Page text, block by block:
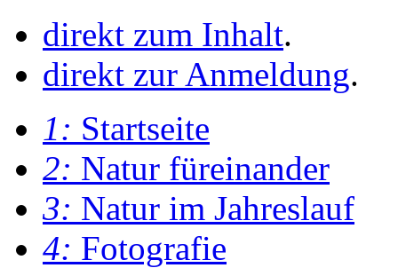
direkt zum Inhalt.
direkt zur Anmeldung.
1: Startseite
2: Natur füreinander
3: Natur im Jahreslauf
4: Fotografie